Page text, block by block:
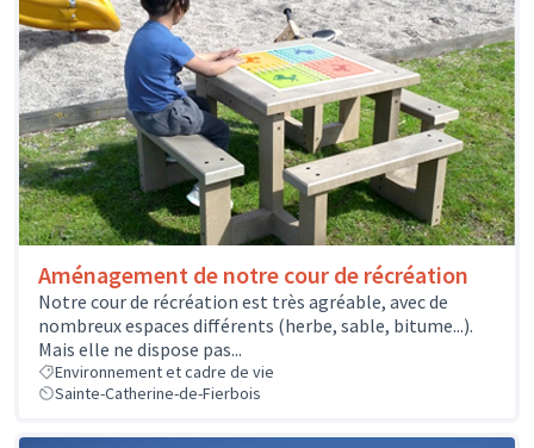
Aménagement de notre cour de récréation
Notre cour de récréation est très agréable, avec de
nombreux espaces différents (herbe, sable, bitume...).
Mais elle ne dispose pas...
Environnement et cadre de vie
Sainte-Catherine-de-Fierbois